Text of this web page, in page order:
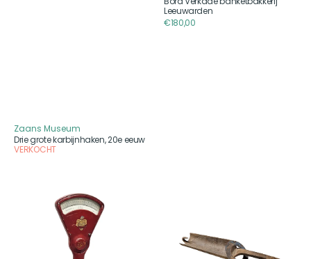
Aanbieder
Zaans Museum
Drie grote karbijnhaken, 20e eeuw
VERKOCHT
Leeuwarden
Reguliere
€180,00
winkelweegschaal